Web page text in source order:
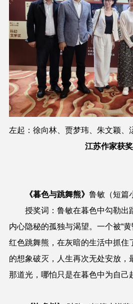
左起：徐向林、贾梦玮、朱文颖、
江苏作家获
《暮色与跳舞熊》 鲁敏 （短篇
授奖词 ：鲁敏在暮色中勾勒
内心隐秘的孤独与渴望。一个被“
红色跳舞熊，在灰暗的生活中抓住
的想象破灭，人生再次无处安放
那道光，哪怕只是在暮色中为自己